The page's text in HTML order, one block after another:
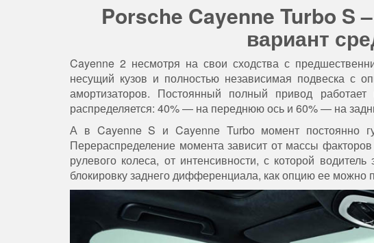
Porsche Cayenne Turbo S
вариант
Cayenne 2 несмотря на свои сходства с
несущий кузов и полностью независимая подвеска с
амортизаторов. Постоянный полный привод
распределяется: 40% — на переднюю ось и 60% — на
А в Cayenne S и Cayenne Turbo момент постоянно
Перераспределение момента зависит от массы
рулевого колеса, от интенсивности, с которой
блокировку заднего дифференциала, как опцию ее